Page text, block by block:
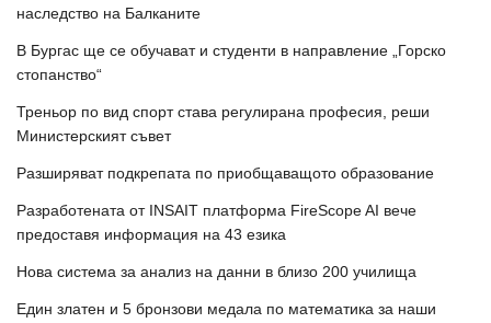
наследство на Балканите
В Бургас ще се обучават и студенти в направление „Горско
стопанство“
Треньор по вид спорт става регулирана професия, реши
Министерският съвет
Разширяват подкрепата по приобщаващото образование
Разработената от INSAIT платформа FireScope AI вече
предоставя информация на 43 езика
Нова система за анализ на данни в близо 200 училища
Един златен и 5 бронзови медала по математика за наши